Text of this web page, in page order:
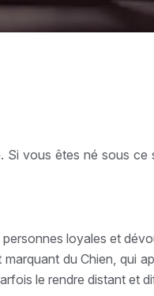
Si vous êtes né sous
loyales et
du Chien, qui
le rendre distant et